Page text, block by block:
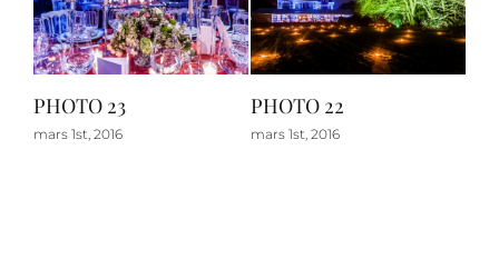
PHOTO 23
mars 1st, 2016
PHOTO 22
mars 1st, 2016